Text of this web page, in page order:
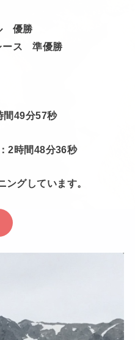
優勝
ース 準優勝
間49分57秒
2時間48分36秒
グしています。